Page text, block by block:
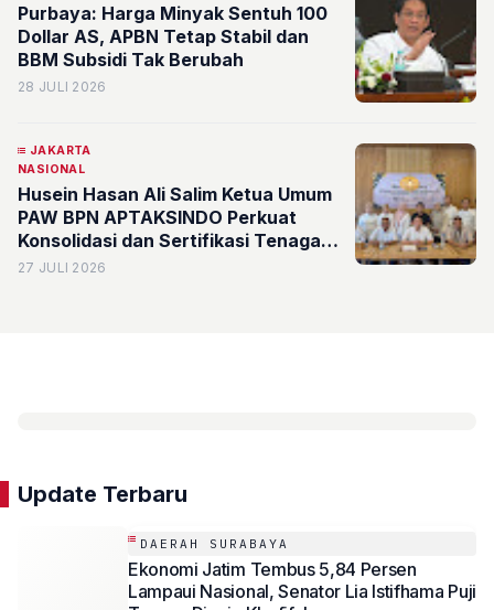
Purbaya: Harga Minyak Sentuh 100
Dollar AS, APBN Tetap Stabil dan
BBM Subsidi Tak Berubah
28 JULI 2026
JAKARTA
NASIONAL
Husein Hasan Ali Salim Ketua Umum
PAW BPN APTAKSINDO Perkuat
Konsolidasi dan Sertifikasi Tenaga
Kerja Konstruksi
27 JULI 2026
Update Terbaru
DAERAH SURABAYA
Ekonomi Jatim Tembus 5,84 Persen
Lampaui Nasional, Senator Lia Istifhama Puji